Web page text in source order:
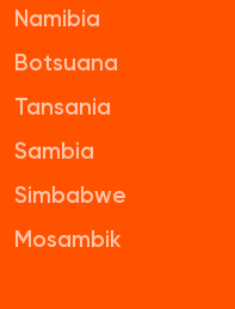
Namibia
Botsuana
Tansania
Sambia
Simbabwe
Mosambik